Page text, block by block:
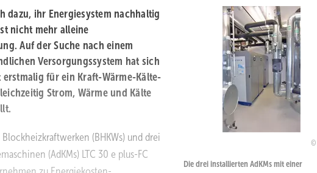
Die drei installierten AdKMs mit einer
dazu, ihr Energiesystem nachhaltig
nicht mehr alleine
Auf der Suche nach einem
Versorgungssystem hat sich
für ein Kraft-Wärme-Kälte-
Strom, Wärme und Kälte
(BHKWs) und drei
(AdKMs) LTC 30 e plus-FC